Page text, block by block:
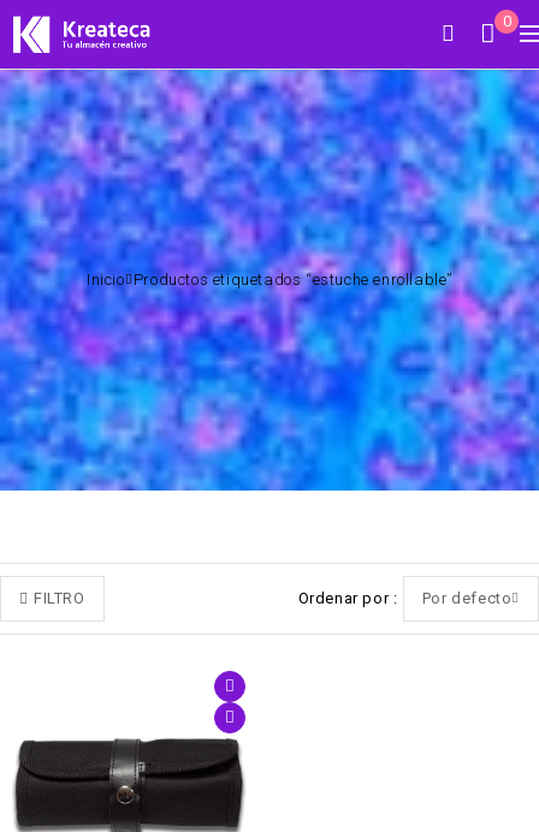
0
Inicio Productos etiquetados “estuche enrollable”
FILTRO Ordenar por Por defecto